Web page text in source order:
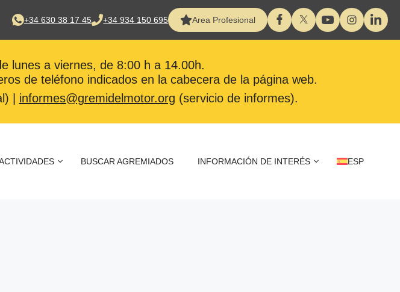
+34 630 38 17 45 +34 934 150 695 Area Profesional
lunes a viernes, de 8:00 h a 14.00h.
de teléfono indicados en la cabecera de la página web.
| informes@gremidelmotor.org (servicio de informes).
BUSCAR AGREMIADOS INFORMACIÓN DE INTERÉS ESP